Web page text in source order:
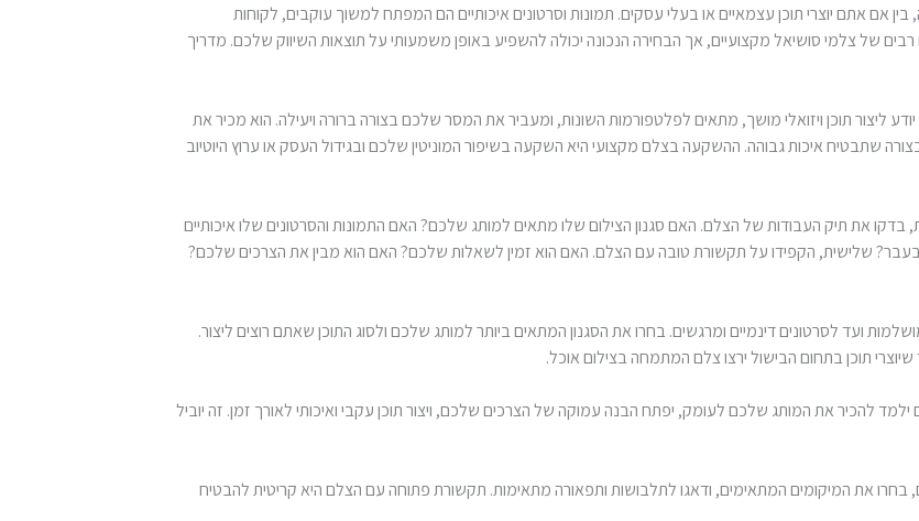
אם אתם יוצרי תוכן עצמאיים או בעלי עסקים. תמונות וסרטונים איכותיים הם המפתח למשוך עוקבים, לקוחות
רבים של צלמי סושיאל מקצועיים, אך הבחירה הנכונה יכולה להשפיע באופן משמעותי על תוצאות השיווק שלכם. מדריך
ליצור תוכן ויזואלי מושך, מתאים לפלטפורמות השונות, ומעביר את המסר שלכם בצורה ברורה ויעילה. הוא מכיר את
שתבטיח איכות גבוהה. ההשקעה בצלם מקצועי היא השקעה בשיפור המוניטין שלכם ובגידול העסק או ערוץ היוטיוב
את תיק העבודות של הצלם. האם סגנון הצילום שלו מתאים למותג שלכם? האם התמונות והסרטונים שלו איכותיים
בעבר? שלישית, הקפידו על תקשורת טובה עם הצלם. האם הוא זמין לשאלות שלכם? האם הוא מבין את הצרכים שלכם?
ועד לסרטונים דינמיים ומרגשים. בחרו את הסגנון המתאים ביותר למותג שלכם ולסוג התוכן שאתם רוצים ליצור.
תוכן בתחום הבישול ירצו צלם המתמחה בצילום אוכל.
להכיר את המותג שלכם לעומק, יפתח הבנה עמוקה של הצרכים שלכם, ויצור תוכן עקבי ואיכותי לאורך זמן. זה יוביל
את המיקומים המתאימים, ודאגו לתלבושות ותפאורה מתאימות. תקשורת פתוחה עם הצלם היא קריטית להבטיח